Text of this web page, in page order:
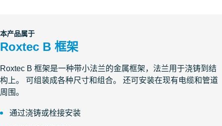
本产品属于
Roxtec B 框架
Roxtec B 框架是一种带小法兰的金属框架，法兰用于浇铸到结
构上。 可组装成各种尺寸和组合。 还可安装在现有电缆和管道
周围。
通过浇铸或栓接安装